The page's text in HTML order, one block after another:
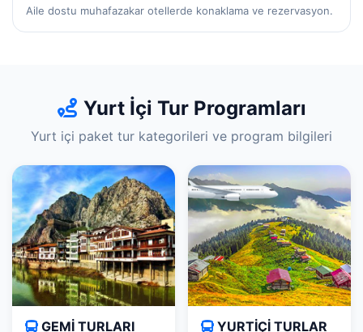
Aile dostu muhafazakar otellerde konaklama ve rezervasyon.
Yurt İçi Tur Programları
Yurt içi paket tur kategorileri ve program bilgileri
GEMİ TURLARI YURTİÇİ TURLAR